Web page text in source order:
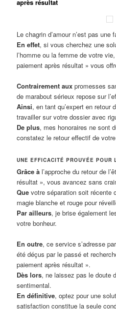
après résultat
Le chagrin d’amour n’est pas une
En effet, si vous cherchez une
l’homme ou la femme de votre
paiement après résultat » vous
Contrairement aux promesses
de marabout sérieux repose sur
Ainsi, en tant qu’expert en retour
travailler sur votre dossier avec
De plus, mes honoraires ne sont
constatez le retour effectif de
UNE EFFICACITÉ PROUVÉE POUR
Grâce à l’approche du retour de
résultat », vous avancez sans
Que votre séparation soit récente
magie blanche et rouge pour
Par ailleurs, je brise également
votre bonheur.
En outre, ce service s’adresse
été déçus par le passé et
paiement après résultat ».
Dès lors, ne laissez pas le doute
sentimental.
En définitive, optez pour une
satisfaction constitue la seule